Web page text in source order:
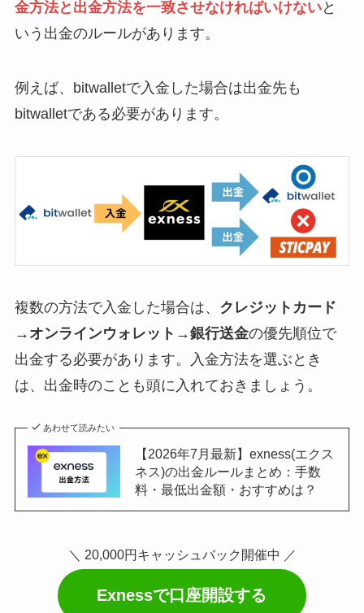
金方法と出金方法を一致させなければいけないと
いう出金のルールがあります。
例えば、bitwalletで入金した場合は出金先も
bitwalletである必要があります。
複数の方法で入金した場合は、 クレジットカード
→オンラインウォレット→銀行送金の優先順位で
出金する必要があります。入金方法を選ぶとき
は、出金時のことも頭に入れておきましょう。
あわせて読みたい
【2026年7月最新】exness(エクス
ネス)の出金ルールまとめ：手数
料・最低出金額・おすすめは？
＼ 20,000円キャッシュバック開催中 ／
Exnessで口座開設する